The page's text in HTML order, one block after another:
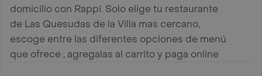
domicilio con Rappi. Solo elige tu restaurante
de Las Quesudas de la Villa mas cercano,
escoge entre las diferentes opciones de menú
que ofrece , agregalas al carrito y paga online